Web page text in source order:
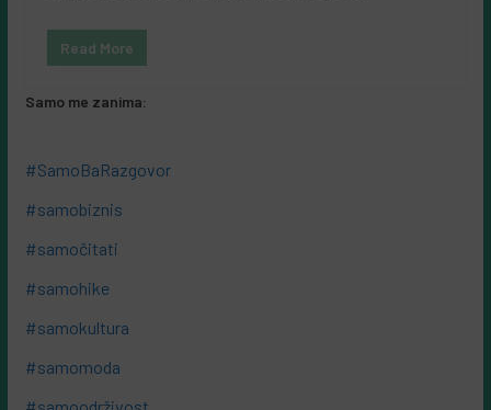
Read More
Samo me zanima:
#SamoBaRazgovor
#samobiznis
#samočitati
#samohike
#samokultura
#samomoda